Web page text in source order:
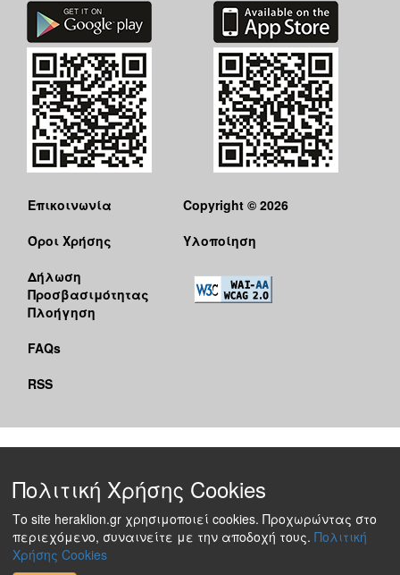
Επικοινωνία
Όροι Χρήσης
Δήλωση
Προσβασιμότητας
Πλοήγηση
FAQs
RSS
Copyright © 2026
Υλοποίηση
Πολιτική Χρήσης Cookies
Το site heraklion.gr χρησιμοποιεί cookies. Προχωρώντας στο
περιεχόμενο, συναινείτε με την αποδοχή τους. Πολιτική
Χρήσης Cookies